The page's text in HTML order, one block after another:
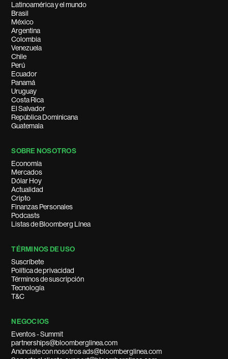
Latinoamérica y el mundo
Brasil
México
Argentina
Colombia
Venezuela
Chile
Perú
Ecuador
Panamá
Uruguay
Costa Rica
El Salvador
República Dominicana
Guatemala
SOBRE NOSOTROS
Economía
Mercados
Dólar Hoy
Actualidad
Cripto
Finanzas Personales
Podcasts
Listas de Bloomberg Línea
TÉRMINOS DE USO
Suscríbete
Política de privacidad
Términos de suscripción
Tecnología
T&C
NEGOCIOS
Eventos - Summit
partnerships@bloomberglinea.com
Anúnciate con nosotros ads@bloomberglinea.com